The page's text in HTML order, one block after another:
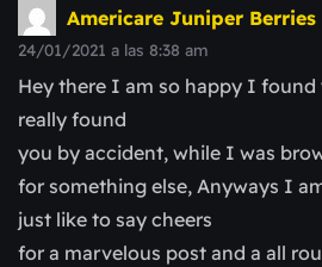
Americare Juniper Berries
24/01/2021 a las 8:38 am
Hey there I am so happy I
really found
you by accident, while I was
for something else, Anyways I
just like to say cheers
for a marvelous post and a all